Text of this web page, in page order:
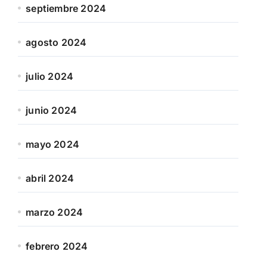
septiembre 2024
agosto 2024
julio 2024
junio 2024
mayo 2024
abril 2024
marzo 2024
febrero 2024